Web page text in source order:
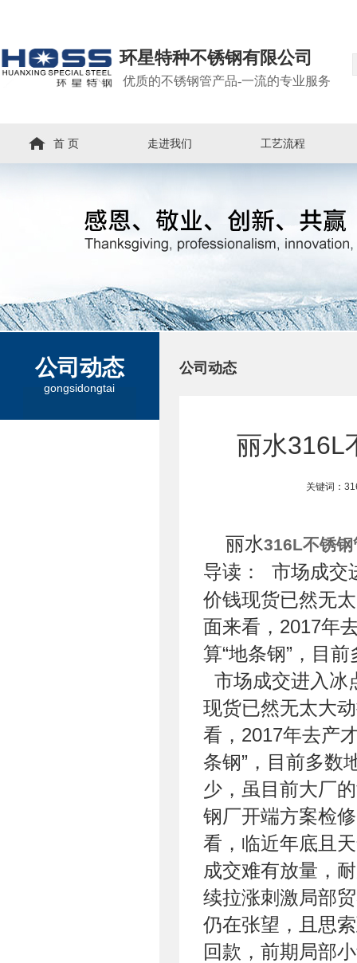
环星特种不锈钢有限公司
优质的不锈钢管产品-一流的专业服务
首 页 走进我们 工艺流程
公司动态
gongsidongtai
公司动态
丽水316L
关键词：
丽水316L不锈钢
导读： 市场成交
价钱现货已然无
面来看，2017年
算“地条钢”，目
市场成交进入冰
现货已然无太大
看，2017年去产
条钢”，目前多数
少，虽目前大厂
钢厂开端方案检
看，临近年底且
成交难有放量，
续拉涨刺激局部
仍在张望，且思
回款，前期局部